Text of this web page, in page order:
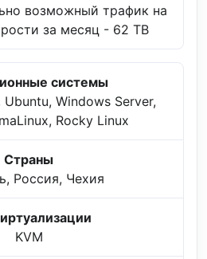
возможный трафик на
за месяц - 62 TB
системы
Ubuntu, Windows Server,
Rocky Linux
Страны
Россия, Чехия
KVM